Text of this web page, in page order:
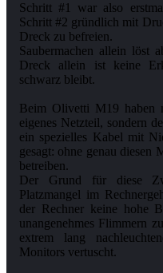
Schritt #1 war also
Schritt #2 gründlich mit
Dreck zu befreien.
Saubermachen allein löst
Dreck allein ist keine
schwarz bleibt.
Beim Olivetti M19 haben
eigenes Netzteil, sondern
ein spezielles Kabel mit
gesagt: ohne genau diesen
betreiben.
Der Grund für diese
Platzmangel im
der Rechner keine hohe
unangenehmes Flimmern
extrem lang
Monitors vertuscht.